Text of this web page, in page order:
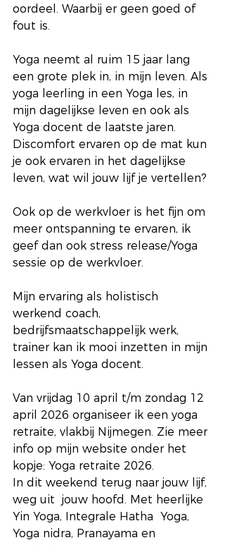
oordeel. Waarbij er geen goed of
fout is.
Yoga neemt al ruim 15 jaar lang
een grote plek in, in mijn leven. Als
yoga leerling in een Yoga les, in
mijn dagelijkse leven en ook als
Yoga docent de laatste jaren.
Discomfort ervaren op de mat kun
je ook ervaren in het dagelijkse
leven, wat wil jouw lijf je vertellen?
Ook op de werkvloer is het fijn om
meer ontspanning te ervaren, ik
geef dan ook stress release/Yoga
sessie op de werkvloer.
Mijn ervaring als holistisch
werkend coach,
bedrijfsmaatschappelijk werk,
trainer kan ik mooi inzetten in mijn
lessen als Yoga docent.
Van vrijdag 10 april t/m zondag 12
april 2026 organiseer ik een yoga
retraite, vlakbij Nijmegen. Zie meer
info op mijn website onder het
kopje: Yoga retraite 2026.
In dit weekend terug naar jouw lijf,
weg uit  jouw hoofd. Met heerlijke
Yin Yoga, Integrale Hatha  Yoga,
Yoga nidra, Pranayama en